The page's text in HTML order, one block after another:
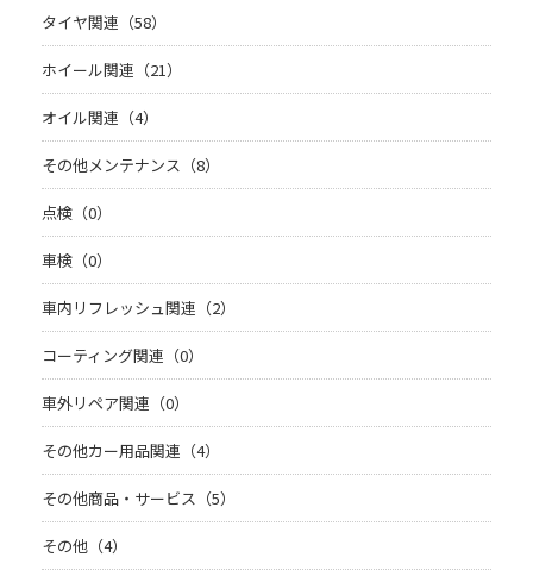
タイヤ関連（58）
ホイール関連（21）
オイル関連（4）
その他メンテナンス（8）
点検（0）
車検（0）
車内リフレッシュ関連（2）
コーティング関連（0）
車外リペア関連（0）
その他カー用品関連（4）
その他商品・サービス（5）
その他（4）